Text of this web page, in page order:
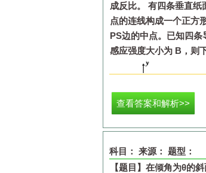
成反比。
有四条垂直纸
点的连线构成一个正方
PS边的中点。已知四条
感应强度大小为 B ，
A.四条导线在 O点的磁
B.四条导线在 M点的磁
查看答案和解析>>
科目： 来源： 题型：
【题目】 在倾角为θ的